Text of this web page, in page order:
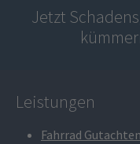
Jetzt
Leistungen
Fahrrad Gutachten